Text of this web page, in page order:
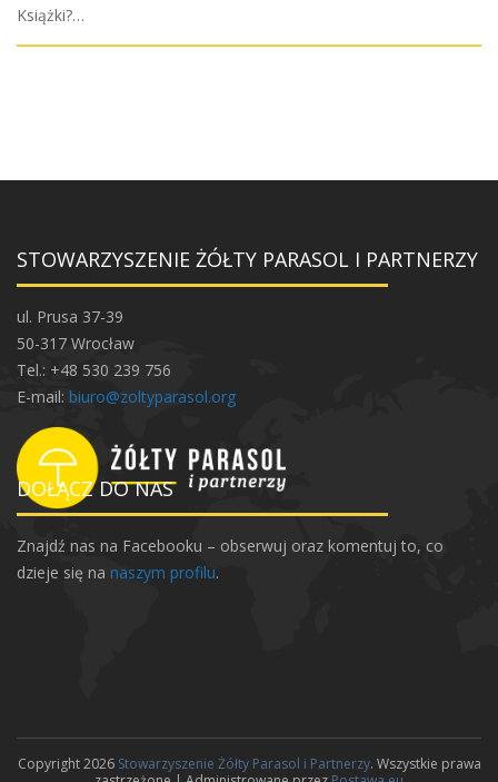
Książki?…
STOWARZYSZENIE ŻÓŁTY PARASOL I PARTNERZY
ul. Prusa 37-39
50-317 Wrocław
Tel.: +48 530 239 756
E-mail: biuro@zoltyparasol.org
DOŁĄCZ DO NAS
Znajdź nas na Facebooku – obserwuj oraz komentuj to, co
dzieje się na naszym profilu.
Copyright 2026 Stowarzyszenie Żółty Parasol i Partnerzy. Wszystkie prawa